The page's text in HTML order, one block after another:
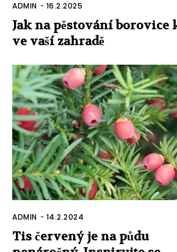
ADMIN - 16.2.2025
Jak na pěstování borovice
ve vaší zahradě
ADMIN - 14.2.2024
Tis červený je na půdu